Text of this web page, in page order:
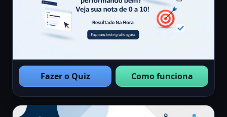
Fazer o Quiz Como funciona